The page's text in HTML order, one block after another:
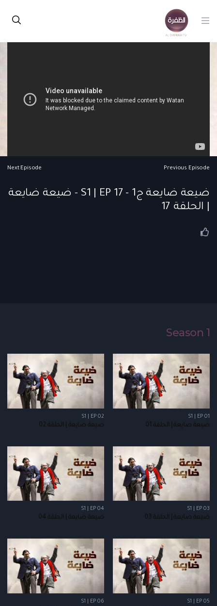
Previous Episode
Next Episode
ضيعة ضايعة ج1 - S1 | EP 17 - ضيعة ضايعة
| الحلقة 17
Season 1
S1 | EP 01
ضيعة ضايعة | الحلقة 01
S1 | EP 02
ضيعة ضايعة | الحلقة 02
S1 | EP 03
ضيعة ضايعة | الحلقة 03
S1 | EP 04
ضيعة ضايعة | الحلقة 04
S1 | EP 05
S1 | EP 06